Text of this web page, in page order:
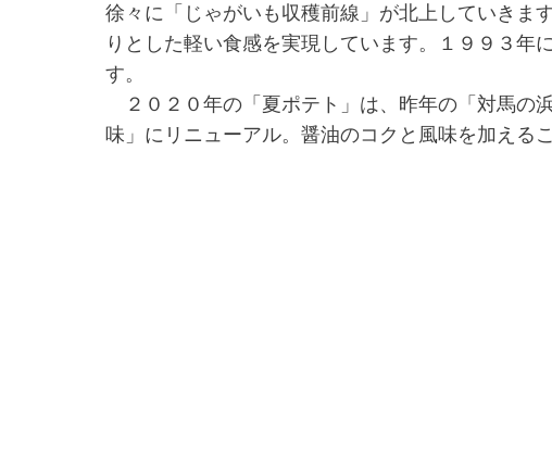
徐々に「じゃがいも収穫前線」が北上していきま
りとした軽い食感を実現しています。１９９３年
す。
２０２０年の「夏ポテト」は、昨年の「対馬の
味」にリニューアル。醤油のコクと風味を加える